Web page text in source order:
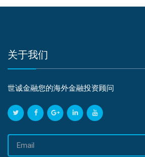
关于我们
世诚金融您的海外金融投资顾问